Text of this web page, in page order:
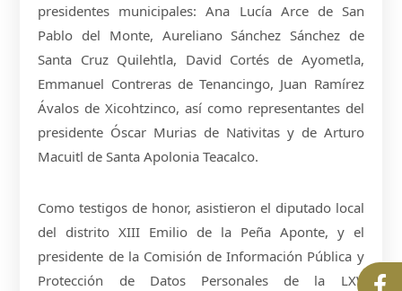
presidentes municipales: Ana Lucía Arce de San
Pablo del Monte, Aureliano Sánchez Sánchez de
Santa Cruz Quilehtla, David Cortés de Ayometla,
Emmanuel Contreras de Tenancingo, Juan Ramírez
Ávalos de Xicohtzinco, así como representantes del
presidente Óscar Murias de Nativitas y de Arturo
Macuitl de Santa Apolonia Teacalco.
Como testigos de honor, asistieron el diputado local
del distrito XIII Emilio de la Peña Aponte, y el
presidente de la Comisión de Información Pública y
Protección de Datos Personales de la LXV